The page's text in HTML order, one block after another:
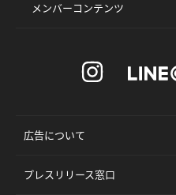
メンバーコンテンツ
広告について
プレスリリース窓口